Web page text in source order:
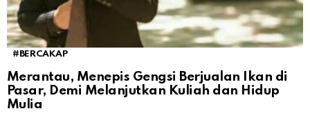
#BERCAKAP
Merantau, Menepis Gengsi Berjualan Ikan di
Pasar, Demi Melanjutkan Kuliah dan Hidup
Mulia